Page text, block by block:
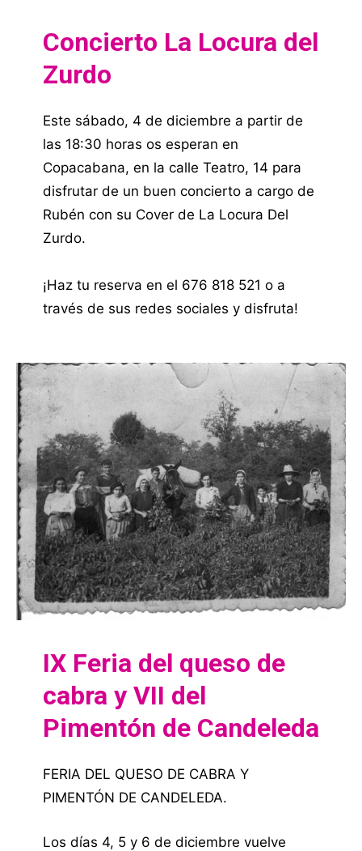
Concierto La Locura del
Zurdo
Este sábado, 4 de diciembre a partir de
las 18:30 horas os esperan en
Copacabana, en la calle Teatro, 14 para
disfrutar de un buen concierto a cargo de
Rubén con su Cover de La Locura Del
Zurdo.
¡Haz tu reserva en el 676 818 521 o a
través de sus redes sociales y disfruta!
IX Feria del queso de
cabra y VII del
Pimentón de Candeleda
FERIA DEL QUESO DE CABRA Y
PIMENTÓN DE CANDELEDA.
Los días 4, 5 y 6 de diciembre vuelve